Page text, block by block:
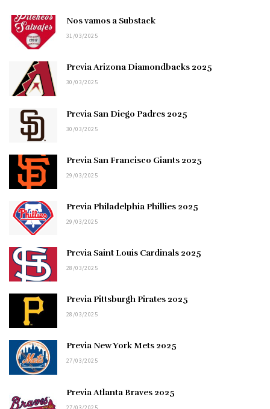
Nos vamos a Substack
31/03/2025
Previa Arizona Diamondbacks 2025
30/03/2025
Previa San Diego Padres 2025
30/03/2025
Previa San Francisco Giants 2025
29/03/2025
Previa Philadelphia Phillies 2025
29/03/2025
Previa Saint Louis Cardinals 2025
28/03/2025
Previa Pittsburgh Pirates 2025
28/03/2025
Previa New York Mets 2025
27/03/2025
Previa Atlanta Braves 2025
27/03/2025